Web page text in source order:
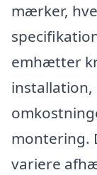
mærker,
emhætter
montering.
variere